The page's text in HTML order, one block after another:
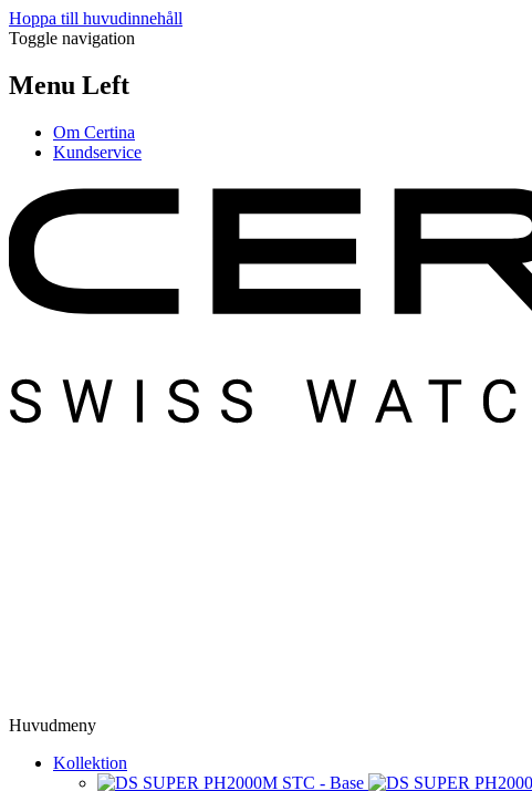
Hoppa till huvudinnehåll
Toggle navigation
Menu Left
Om Certina
Kundservice
Huvudmeny
Kollektion